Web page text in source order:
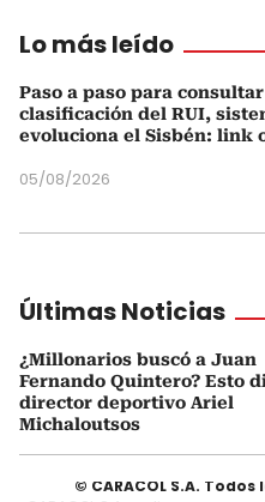
Lo más leído
Paso a paso para
clasificación del RUI,
evoluciona el Sisbén: link
05/08/2026
Últimas Noticias
¿Millonarios buscó a Juan
Fernando Quintero? Esto
director deportivo Ariel
Michaloutsos
© CARACOL S.A.